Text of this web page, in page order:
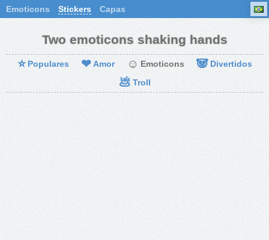
Emoticons Stickers Capas
Two emoticons shaking hands
⭐ Populares ❤ Amor ☺ Emoticons 🐼 Divertidos
💩 Troll